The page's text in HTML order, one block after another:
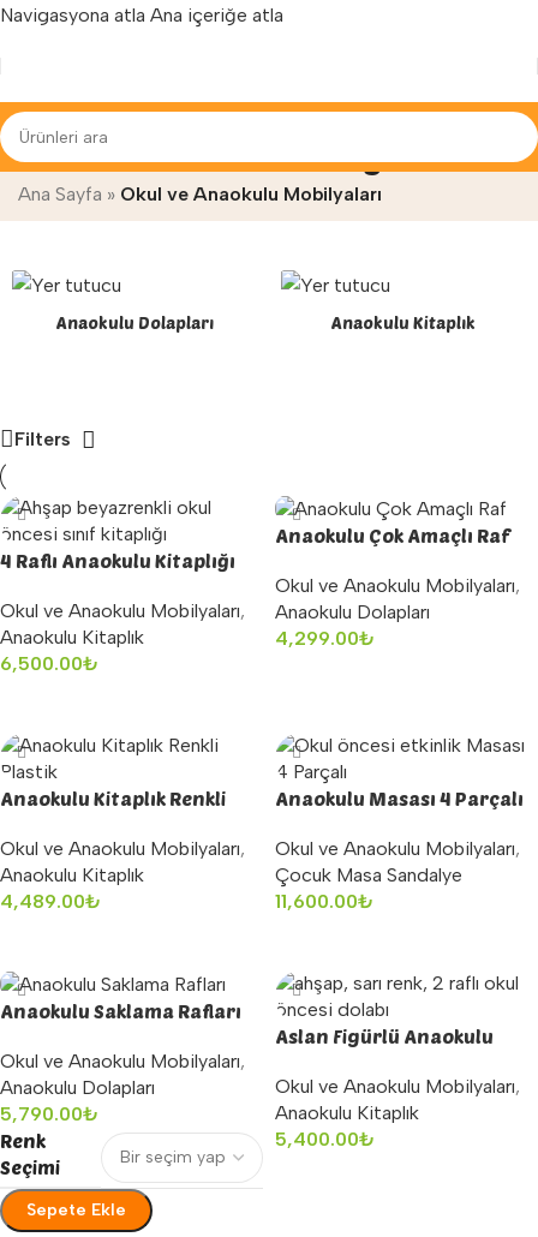
Navigasyona atla Ana içeriğe atla
Okul ve Anaokulu Mobilyaları
Ana Sayfa » Okul ve Anaokulu Mobilyaları
Anaokulu Dolapları Anaokulu Kitaplık
Filters
4 Raflı Anaokulu Kitaplığı
Okul ve Anaokulu Mobilyaları,
Anaokulu Kitaplık
6,500.00₺
Anaokulu Çok Amaçlı Raf
Okul ve Anaokulu Mobilyaları,
Anaokulu Dolapları
4,299.00₺
Anaokulu Kitaplık Renkli
Okul ve Anaokulu Mobilyaları,
Anaokulu Kitaplık
4,489.00₺
Anaokulu Masası 4 Parçalı
Okul ve Anaokulu Mobilyaları,
Çocuk Masa Sandalye
11,600.00₺
Anaokulu Saklama Rafları
Okul ve Anaokulu Mobilyaları,
Anaokulu Dolapları
5,790.00₺
Renk
Seçimi
Sepete Ekle
Aslan Figürlü Anaokulu
Okul ve Anaokulu Mobilyaları,
Anaokulu Kitaplık
5,400.00₺